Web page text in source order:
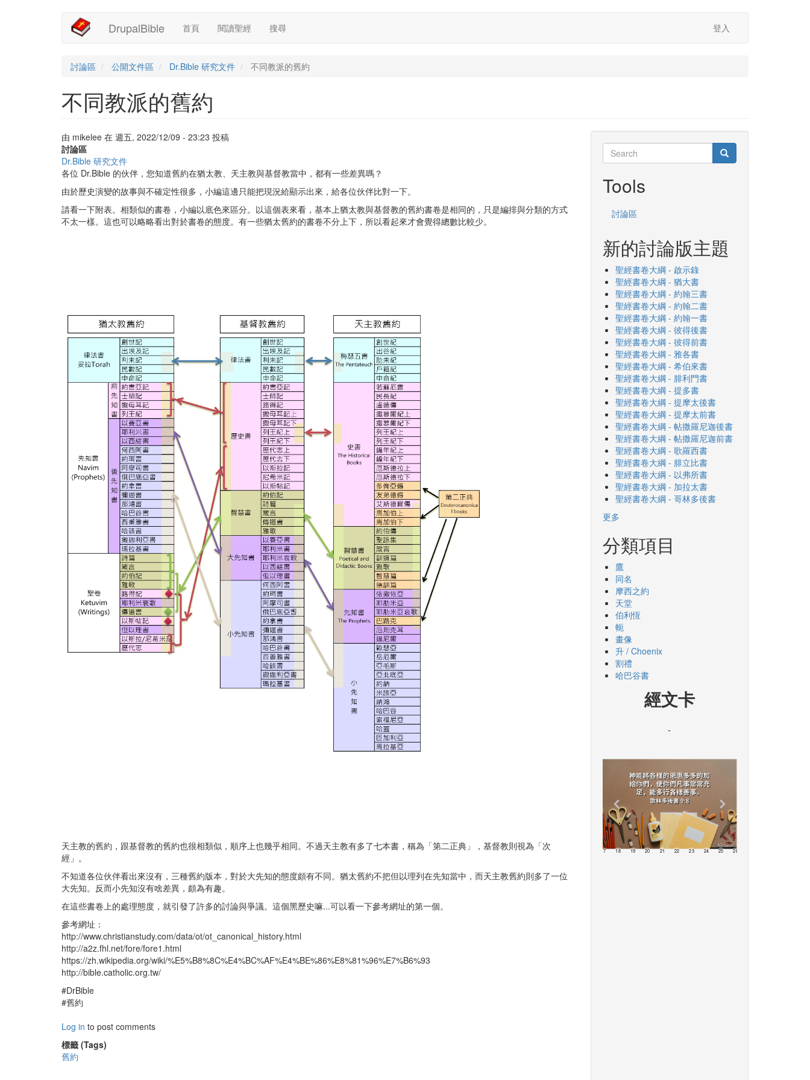
DrupalBible
Main
navigation
首頁 閱讀聖經 搜尋
User
account
menu
登入
討論區 公開文件區 Dr.Bible 研究文件 不同教派的舊約
不同教派的舊約
由 mikelee 在 週五, 2022/12/09 - 23:23 投稿
討論區
Dr.Bible 研究文件
各位 Dr.Bible 的伙伴，您知道舊約在猶太教、天主教與基督教當中，都有一些差異嗎？
由於歷史演變的故事與不確定性很多，小編這邊只能把現況給顯示出來，給各位伙伴比對一下。
請看一下附表。相類似的書卷，小編以底色來區分。以這個表來看，基本上猶太教與基督教的舊約書卷是相同的，只是編排與分類的方式
不太一樣。這也可以略略看出對於書卷的態度。有一些猶太舊約的書卷不分上下，所以看起來才會覺得總數比較少。
天主教的舊約，跟基督教的舊約也很相類似，順序上也幾乎相同。不過天主教有多了七本書，稱為「第二正典」，基督教則視為「次
經」。
不知道各位伙伴看出來沒有，三種舊約版本，對於大先知的態度頗有不同。猶太舊約不把但以理列在先知當中，而天主教舊約則多了一位
大先知。反而小先知沒有啥差異，頗為有趣。
在這些書卷上的處理態度，就引發了許多的討論與爭議。這個黑歷史嘛...可以看一下參考網址的第一個。
參考網址：
http://www.christianstudy.com/data/ot/ot_canonical_history.html
http://a2z.fhl.net/fore/fore1.html
https://zh.wikipedia.org/wiki/%E5%B8%8C%E4%BC%AF%E4%BE%86%E8%81%96%E7%B6%93
http://bible.catholic.org.tw/
#DrBible
#舊約
Log in to post comments
標籤 (Tags)
舊約
Search
Search Search
Tools
討論區
新的討論版主題
聖經書卷大綱 - 啟示錄
聖經書卷大綱 - 猶大書
聖經書卷大綱 - 約翰三書
聖經書卷大綱 - 約翰二書
聖經書卷大綱 - 約翰一書
聖經書卷大綱 - 彼得後書
聖經書卷大綱 - 彼得前書
聖經書卷大綱 - 雅各書
聖經書卷大綱 - 希伯來書
聖經書卷大綱 - 腓利門書
聖經書卷大綱 - 提多書
聖經書卷大綱 - 提摩太後書
聖經書卷大綱 - 提摩太前書
聖經書卷大綱 - 帖撒羅尼迦後書
聖經書卷大綱 - 帖撒羅尼迦前書
聖經書卷大綱 - 歌羅西書
聖經書卷大綱 - 腓立比書
聖經書卷大綱 - 以弗所書
聖經書卷大綱 - 加拉太書
聖經書卷大綱 - 哥林多後書
更多
分類項目
鷹
同名
摩西之約
天堂
伯利恆
軛
畫像
升 / Choenix
割禮
哈巴谷書
經文卡
-
1 2 3 4 6 7 8 9 10 11 12 13 17 18 19 20 21 22 23 24 25 26